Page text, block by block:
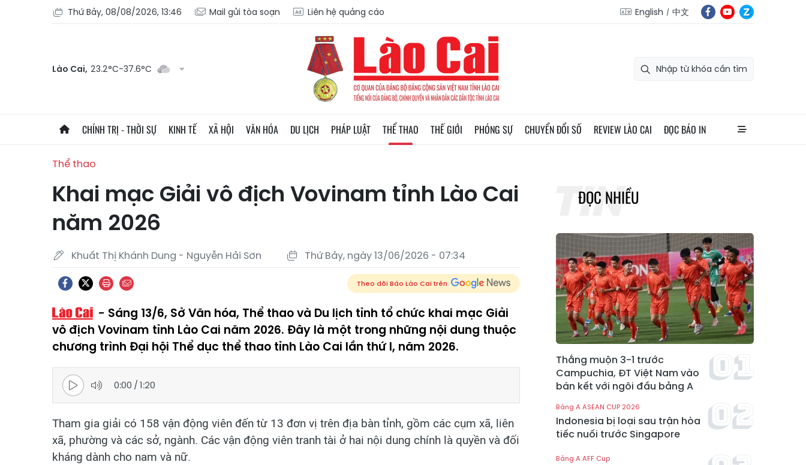
Thứ Bảy, 08/08/2026, 13:46 Mail gửi tòa soạn Liên hệ quảng cáo English 中文
Lào Cai, 23.2°C-37.6°C
CHÍNH TRỊ - THỜI SỰ KINH TẾ XÃ HỘI VĂN HÓA DU LỊCH PHÁP LUẬT THỂ THAO THẾ GIỚI PHÓNG SỰ CHUYỂN ĐỔI SỐ REVIEW LÀO CAI ĐỌC BÁO IN
Thể thao
Khai mạc Giải vô địch Vovinam tỉnh Lào Cai
năm 2026
Khuất Thị Khánh Dung - Nguyễn Hải Sơn Thứ Bảy, ngày 13/06/2026 - 07:34
Theo dõi Báo Lào Cai trên
Sáng 13/6, Sở Văn hóa, Thể thao và Du lịch tỉnh tổ chức khai mạc Giải
vô địch Vovinam tỉnh Lào Cai năm 2026. Đây là một trong những nội dung thuộc
chương trình Đại hội Thể dục thể thao tỉnh Lào Cai lần thứ I, năm 2026.
0:00 /1:20
Tham gia giải có 158 vận động viên đến từ 13 đơn vị trên địa bàn tỉnh, gồm các cụm xã, liên
xã, phường và các sở, ngành. Các vận động viên tranh tài ở hai nội dung chính là quyền và đối
kháng dành cho nam và nữ.
ĐỌC NHIỀU
Thắng muộn 3-1 trước
Campuchia, ĐT Việt Nam vào
bán kết với ngôi đầu bảng A
Bảng A ASEAN CUP 2026
Indonesia bị loại sau trận hòa
tiếc nuối trước Singapore
Bảng A AFF Cup